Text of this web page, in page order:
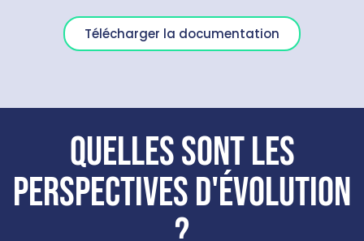
Télécharger la documentation
Quelles sont les
perspectives d'évolution